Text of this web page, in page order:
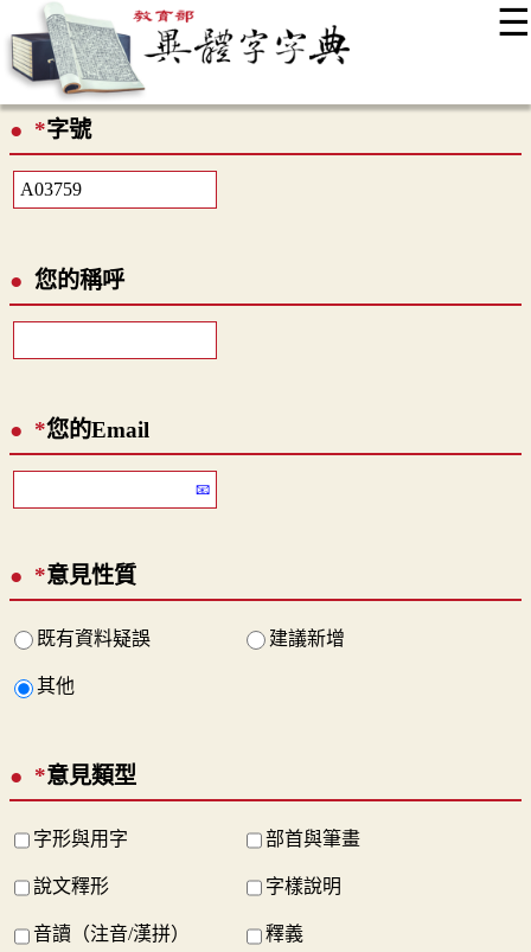
☰
最新消息
*字號
您的稱呼
*您的Email
*意見性質
既有資料疑誤 建議新增
其他
*意見類型
字形與用字 部首與筆畫
說文釋形 字樣說明
音讀（注音/漢拼） 釋義